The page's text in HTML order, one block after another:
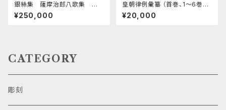
銀絲集 薩摩治郎八歌集 第
一
¥250,000
皇朝律例彙纂 （首巻、1～6巻計
7冊合本）
¥20,000
CATEGORY
彫刻